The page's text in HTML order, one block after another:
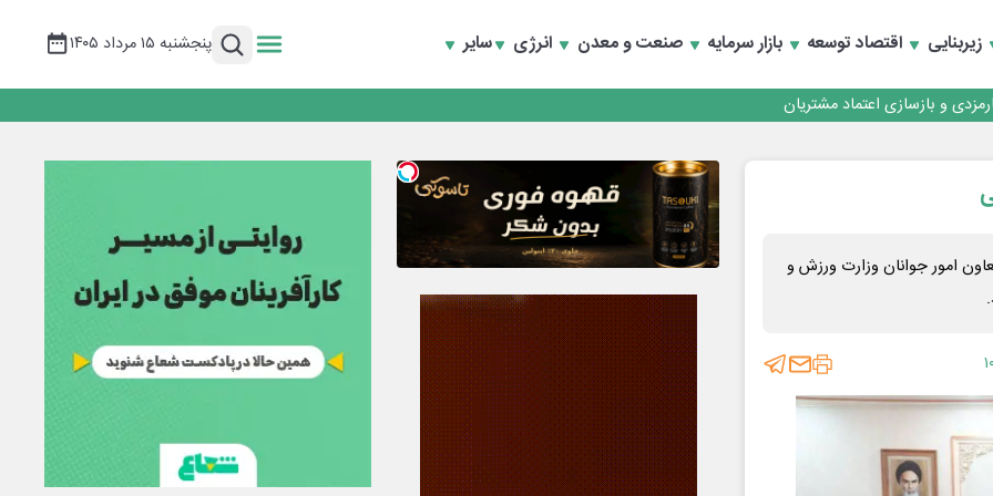
زیربنایی اقتصاد توسعه بازار سرمایه صنعت و معدن انرژی سایر پنجشنبه ۱۵ مرداد ۱۴۰۵
و بازسازی اعتماد مشتریان
مشتری
امور جوانان وزارت ورزش و